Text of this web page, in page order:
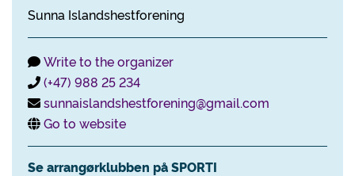
Sunna Islandshestforening
Write to the organizer
(+47) 988 25 234
sunnaislandshestforening@gmail.com
Go to website
Se arrangørklubben på SPORTI